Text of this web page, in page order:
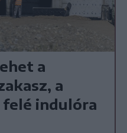
a
a
felé indulóra